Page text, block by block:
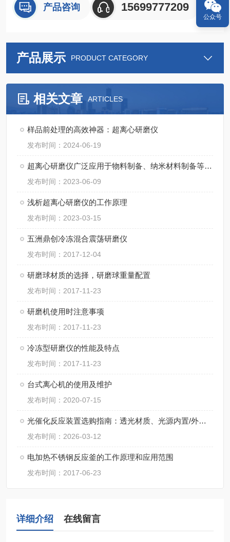
产品咨询 15699777209
产品展示 PRODUCT CATEGORY
相关文章 ARTICLES
样品前处理的高效神器：超离心研磨仪
发布时间：2024-06-19
超离心研磨仪广泛应用于物料制备、纳米材料制备等领域
发布时间：2023-06-09
浅析超离心研磨仪的工作原理
发布时间：2023-03-15
五洲鼎创冷冻混合震荡研磨仪
发布时间：2017-12-04
研磨球材质的选择，研磨球重量配置
发布时间：2017-11-23
研磨机使用时注意事项
发布时间：2017-11-23
冷冻型研磨仪的性能及特点
发布时间：2017-11-23
台式离心机的使用及维护
发布时间：2020-07-15
光催化反应装置选购指南：透光材质、光源内置/外置如何抉择？
发布时间：2026-03-12
电加热不锈钢反应釜的工作原理和应用范围
发布时间：2017-06-23
详细介绍 在线留言
公众号